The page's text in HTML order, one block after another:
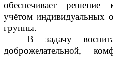
обеспечивает решение
учётом индивидуальных
группы.
В задачу
доброжелательной,